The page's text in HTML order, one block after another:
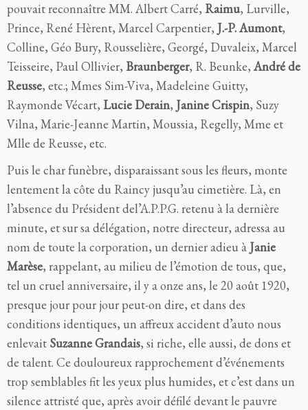
pouvait reconnaître MM. Albert Carré, Raimu, Lurville,
Prince, René Hèrent, Marcel Carpentier, J.-P. Aumont,
Colline, Géo Bury, Rousselière, Georgé, Duvaleix, Marcel
Teisseire, Paul Ollivier, Braunberger, R. Beunke,André de
Reusse, etc.; Mmes Sim-Viva, Madeleine Guitty,
Raymonde Vécart, Lucie Derain, Janine Crispin, Suzy
Vilna, Marie-Jeanne Martin, Moussia, Regelly, Mme et
Mlle de Reusse, etc.
Puis le char funèbre, disparaissant sous les fleurs, monte
lentement la côte du Raincy jusqu’au cimetière. Là, en
l’absence du Président del’A.P.P.G. retenu à la dernière
minute, et sur sa délégation, notre directeur, adressa au
nom de toute la corporation, un dernier adieu à Janie
Marèse, rappelant, au milieu de l’émotion de tous, que,
tel un cruel anniversaire, il y a onze ans, le 20 août 1920,
presque jour pour jour peut-on dire, et dans des
conditions identiques, un affreux accident d’auto nous
enlevait Suzanne Grandais, si riche, elle aussi, de dons et
de talent. Ce douloureux rapprochement d’événements
trop semblables fit les yeux plus humides, et c’est dans un
silence attristé que, après avoir défilé devant le pauvre